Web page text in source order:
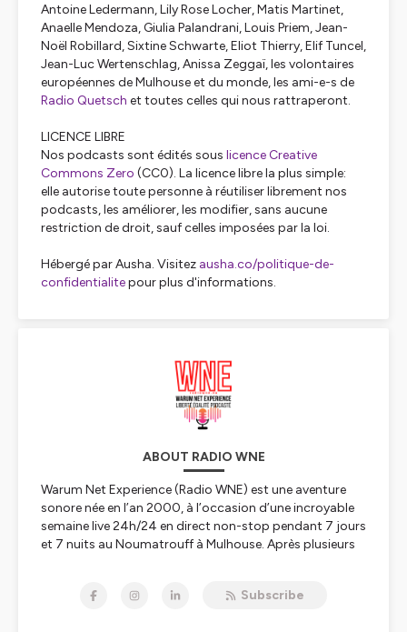
Antoine Ledermann, Lily Rose Locher, Matis Martinet,
Anaelle Mendoza, Giulia Palandrani, Louis Priem, Jean-
Noël Robillard, Sixtine Schwarte, Eliot Thierry, Elif Tuncel,
Jean-Luc Wertenschlag, Anissa Zeggaï, les volontaires
européennes de Mulhouse et du monde, les ami-e-s de
Radio Quetsch et toutes celles qui nous rattraperont.
LICENCE LIBRE
Nos podcasts sont édités sous licence Creative
Commons Zero (CC0). La licence libre la plus simple:
elle autorise toute personne à réutiliser librement nos
podcasts, les améliorer, les modifier, sans aucune
restriction de droit, sauf celles imposées par la loi.
Hébergé par Ausha. Visitez ausha.co/politique-de-
confidentialitepour plus d'informations.
ABOUT RADIO WNE
Warum Net Experience (Radio WNE) est une aventure
sonore née en l’an 2000, à l’occasion d’une incroyable
semaine live 24h/24 en direct non-stop pendant 7 jours
et 7 nuits au Noumatrouff à Mulhouse. Après plusieurs
aux médias, à l'information, au numérique et à l'IA, les
Subscribe